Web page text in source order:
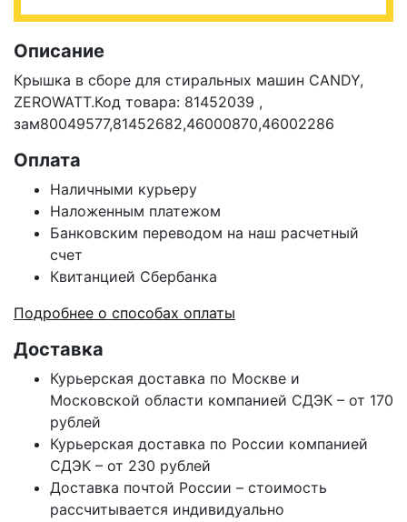
Описание
Крышка в сборе для стиральных машин CANDY,
ZEROWATT.Код товара: 81452039 ,
зам80049577,81452682,46000870,46002286
Оплата
Наличными курьеру
Наложенным платежом
Банковским переводом на наш расчетный
счет
Квитанцией Сбербанка
Подробнее о способах оплаты
Доставка
Курьерская доставка по Москве и
Московской области компанией СДЭК – от 170
рублей
Курьерская доставка по России компанией
СДЭК – от 230 рублей
Доставка почтой России – стоимость
рассчитывается индивидуально